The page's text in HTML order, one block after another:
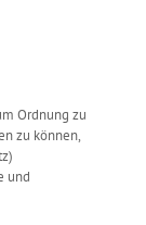
Ordnung zu
zu können,
und